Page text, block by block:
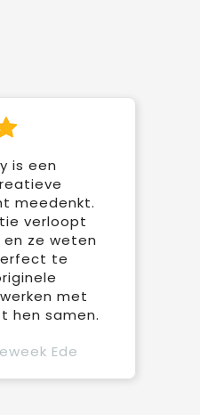
is een
meedenkt.
verloopt
ze weten
te
met
hen samen.
Ede